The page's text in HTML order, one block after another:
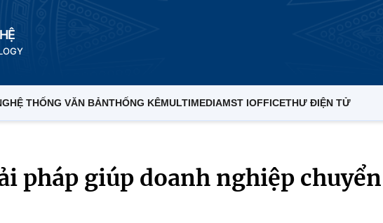
HỆ THỐNG VĂN BẢNTHỐNG KÊMULTIMEDIAMST IOFFICETHƯ ĐIỆN TỬ
pháp giúp doanh nghiệp chuyển